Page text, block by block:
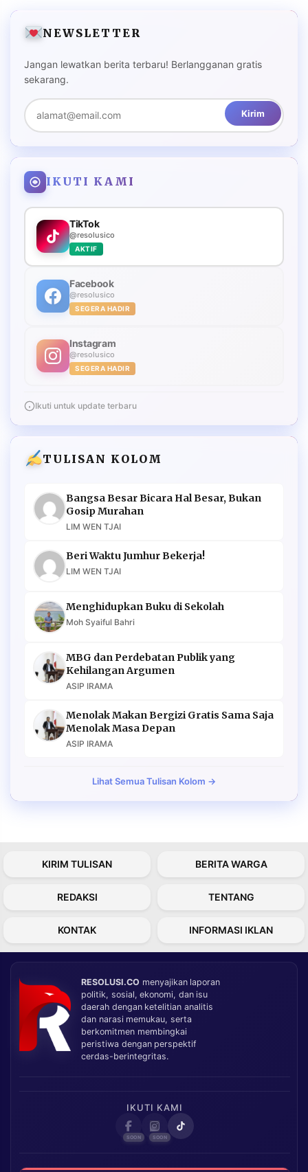
NEWSLETTER
Jangan lewatkan berita terbaru! Berlangganan gratis
sekarang.
Kirim
IKUTI KAMI
TikTok
@resolusico
AKTIF
Facebook
@resolusico
SEGERA HADIR
Instagram
@resolusico
SEGERA HADIR
Ikuti untuk update terbaru
TULISAN KOLOM
Bangsa Besar Bicara Hal Besar, Bukan
Gosip Murahan
LIM WEN TJAI
Beri Waktu Jumhur Bekerja!
LIM WEN TJAI
Menghidupkan Buku di Sekolah
Moh Syaiful Bahri
MBG dan Perdebatan Publik yang
Kehilangan Argumen
ASIP IRAMA
Menolak Makan Bergizi Gratis Sama Saja
Menolak Masa Depan
ASIP IRAMA
Lihat Semua Tulisan Kolom →
KIRIM TULISAN BERITA WARGA
REDAKSI TENTANG
KONTAK INFORMASI IKLAN
RESOLUSI.CO menyajikan laporan
politik, sosial, ekonomi, dan isu
daerah dengan ketelitian analitis
dan narasi memukau, serta
berkomitmen membingkai
peristiwa dengan perspektif
cerdas-berintegritas.
IKUTI KAMI